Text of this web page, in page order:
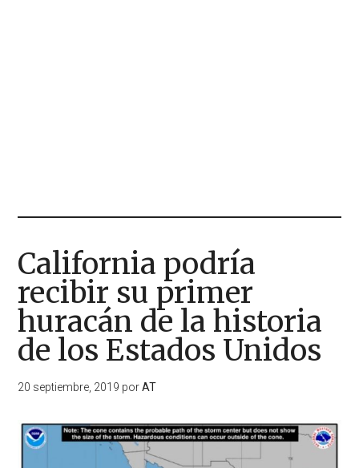
California podría
recibir su primer
huracán de la historia
de los Estados Unidos
20 septiembre, 2019 porAT